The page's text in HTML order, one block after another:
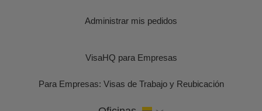
Administrar mis pedidos
VisaHQ para Empresas
Para Empresas: Visas de Trabajo y Reubicación